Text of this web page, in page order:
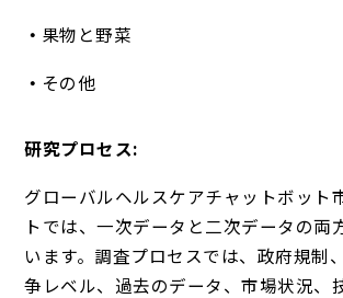
果物と野菜
その他
研究プロセス:
グローバルヘルスケアチャットボット
トでは、一次データと二次データの両
います。調査プロセスでは、政府規制
争レベル、過去のデータ、市場状況、